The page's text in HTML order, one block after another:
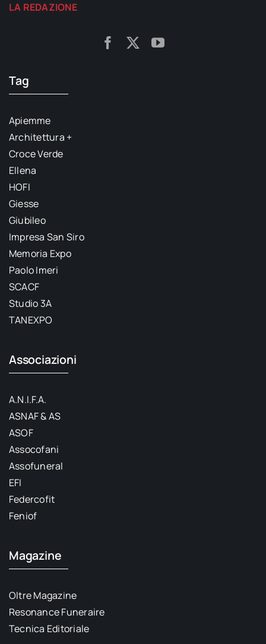
LA REDAZIONE
Tag
Apiemme
Architettura +
Croce Verde
Ellena
HOFI
Giesse
Giubileo
Impresa San Siro
Memoria Expo
Paolo Imeri
SCACF
Studio 3A
TANEXPO
Associazioni
A.N.I.F.A.
ASNAF & AS
ASOF
Assocofani
Assofuneral
EFI
Federcofit
Feniof
Magazine
Oltre Magazine
Resonance Funeraire
Tecnica Editoriale